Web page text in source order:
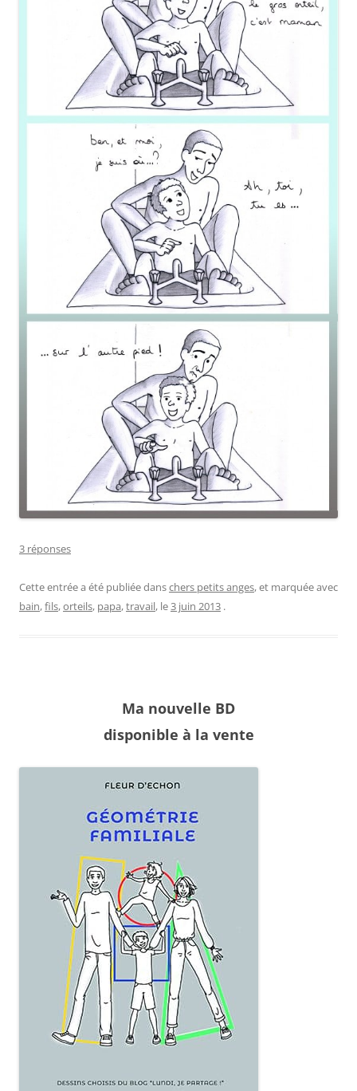
3 réponses
Cette entrée a été publiée danschers petits anges, et marquée avec
bain,fils,orteils, papa,travail, le3 juin 2013 .
Ma nouvelle BD
disponible à la vente